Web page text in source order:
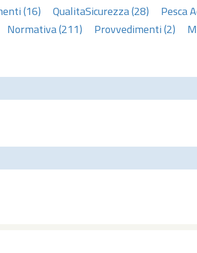
(16) QualitaSicurezza (28)
Pesca
Normativa (211) Provvedimenti (2)